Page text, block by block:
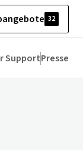
32
SupportPresse